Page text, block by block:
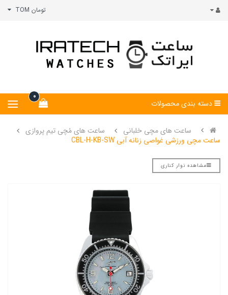
تومان TOM
0
دسته بندی محصولات
ساعت های مچی خلبانی
ساعت های مُچی تیم پروازی
ساعت مچی ورزشی غواصی زنانه آبی CBL-H-KB-SW
مشاهده نوار کناری